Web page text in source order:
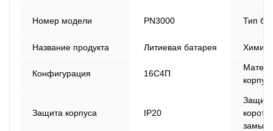
Номер модели PN3000 Тип
Название продукта Литиевая батарея Химия
Конфигурация 16С4П
Защита корпуса IP20